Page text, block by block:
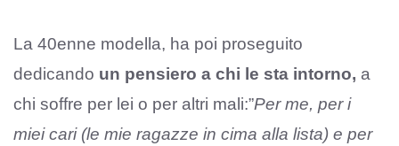
La 40enne modella, ha poi proseguito
dedicando un pensiero a chi le sta intorno, a
chi soffre per lei o per altri mali:”Per me, per i
miei cari (le mie ragazze in cima alla lista) e per